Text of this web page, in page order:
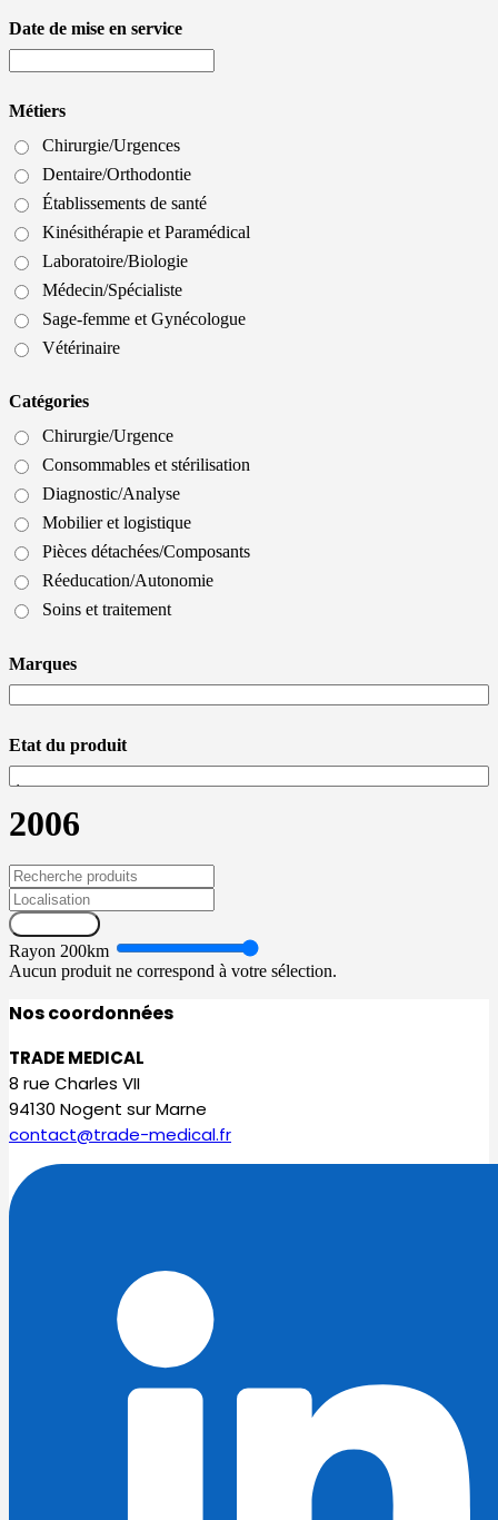
Date de mise en service
Métiers
Chirurgie/Urgences
Dentaire/Orthodontie
Établissements de santé
Kinésithérapie et Paramédical
Laboratoire/Biologie
Médecin/Spécialiste
Sage-femme et Gynécologue
Vétérinaire
Catégories
Chirurgie/Urgence
Consommables et stérilisation
Diagnostic/Analyse
Mobilier et logistique
Pièces détachées/Composants
Réeducation/Autonomie
Soins et traitement
Marques
Etat du produit
2006
Rayon 200km
Aucun produit ne correspond à votre sélection.
Nos coordonnées
TRADE MEDICAL
8 rue Charles VII
94130 Nogent sur Marne
contact@trade-medical.fr